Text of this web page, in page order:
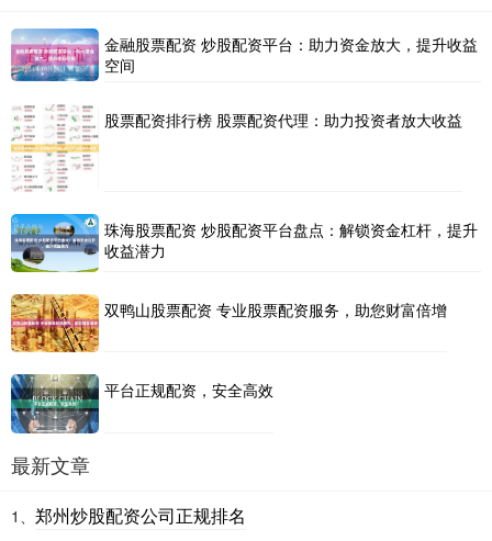
金融股票配资 炒股配资平台：助力资金放大，提升收益
空间
股票配资排行榜 股票配资代理：助力投资者放大收益
珠海股票配资 炒股配资平台盘点：解锁资金杠杆，提升
收益潜力
双鸭山股票配资 专业股票配资服务，助您财富倍增
平台正规配资，安全高效
最新文章
1、 郑州炒股配资公司正规排名